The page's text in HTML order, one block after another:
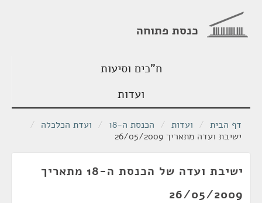
כנסת פתוחה
ח"כים וסיעות
ועדות
דף הבית / ועדות / הכנסת ה-18 / ועדת הכלכלה /
ישיבת ועדה מתאריך 26/05/2009
ישיבת ועדה של הכנסת ה-18 מתאריך
26/05/2009